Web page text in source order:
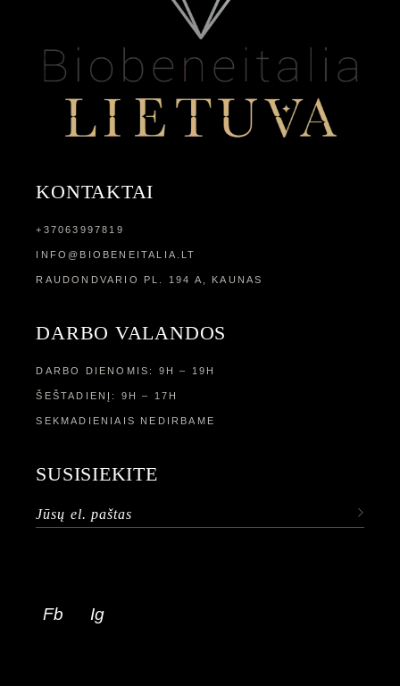
KONTAKTAI
+37063997819
INFO@BIOBENEITALIA.LT
RAUDONDVARIO PL. 194 A, KAUNAS
DARBO VALANDOS
DARBO DIENOMIS: 9H – 19H
ŠEŠTADIENĮ: 9H – 17H
SEKMADIENIAIS NEDIRBAME
SUSISIEKITE
Fb Ig